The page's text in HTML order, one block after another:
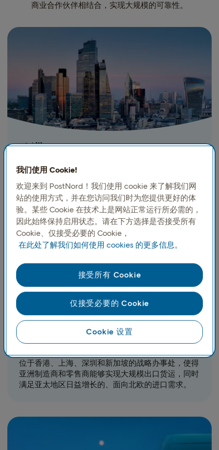
商业合作伙伴相结合，实现大规模的可靠性。
欧洲
覆盖所有欧盟和非欧盟欧洲市场，运输速度特别快，
务的首选合作伙伴。
亚太地区
位于香港、上海、深圳和新加坡的战略办事处，使得
亚洲制造商和零售商能够实现大规模出口货运，同时
满足亚太地区日益增长的、面向北欧的进口需求。
我们使用 Cookie!
欢迎来到 PostNord！我们使用 cookie 来了解我们网
站的使用方式，并在您访问我们时为您提供更好的体
验。某些 Cookie 在技术上是网站正常运行所必需的，
因此始终保持启用状态。请在下方选择是否接受所有
Cookie、仅接受必要的 Cookie，
在此处了解我们如何使用 cookies 的更多信息。
Cookie 设置
仅接受必要的 Cookie
接受所有 Cookie